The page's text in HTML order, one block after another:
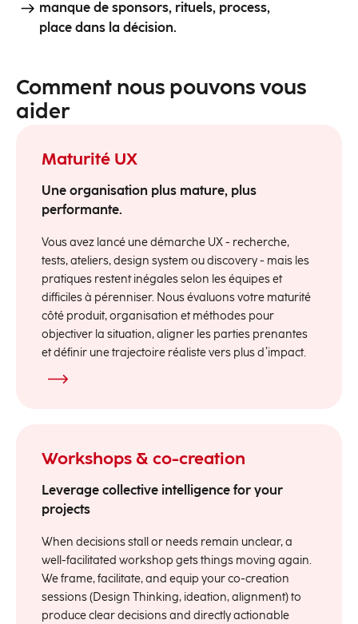
manque de sponsors, rituels, process,
place dans la décision.
Comment nous pouvonsvous
aider
Maturité UX
Une organisation plus mature, plus
performante.
Vous avez lancé une démarche UX - recherche,
tests, ateliers, design system ou discovery - mais les
pratiques restent inégales selon les équipes et
difficiles à pérenniser. Nous évaluons votre maturité
côté produit, organisation et méthodes pour
objectiver la situation, aligner les parties prenantes
et définir une trajectoire réaliste vers plus d’impact.
Workshops & co-creation
Leverage collective intelligence for your
projects
When decisions stall or needs remain unclear, a
well-facilitated workshop gets things moving again.
We frame, facilitate, and equip your co-creation
sessions (Design Thinking, ideation, alignment) to
produce clear decisions and directly actionable